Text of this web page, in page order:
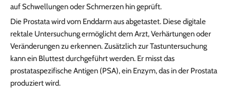
auf Schwellungen oder Schmerzen hin geprüft.
Die Prostata wird vom Enddarm aus abgetastet. Diese digitale
rektale Untersuchung ermöglicht dem Arzt, Verhärtungen oder
Veränderungen zu erkennen. Zusätzlich zur Tastuntersuchung
kann ein Bluttest durchgeführt werden. Er misst das
prostataspezifische Antigen (PSA), ein Enzym, das in der Prostata
produziert wird.